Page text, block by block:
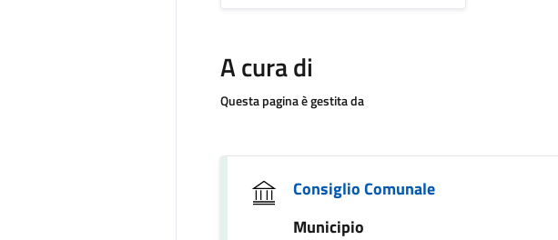
A cura di
Questa pagina è gestita da
Consiglio Comunale
Municipio